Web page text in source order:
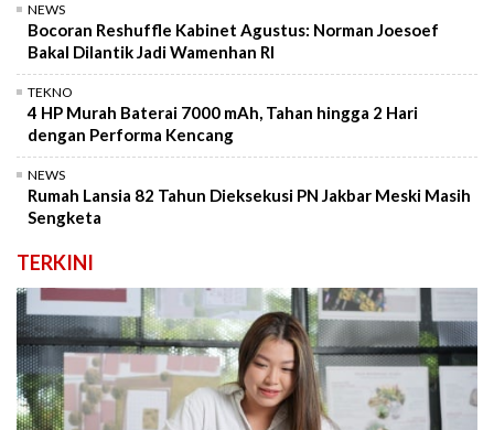
NEWS
Bocoran Reshuffle Kabinet Agustus: Norman Joesoef
Bakal Dilantik Jadi Wamenhan RI
TEKNO
4 HP Murah Baterai 7000 mAh, Tahan hingga 2 Hari
dengan Performa Kencang
NEWS
Rumah Lansia 82 Tahun Dieksekusi PN Jakbar Meski Masih
Sengketa
TERKINI